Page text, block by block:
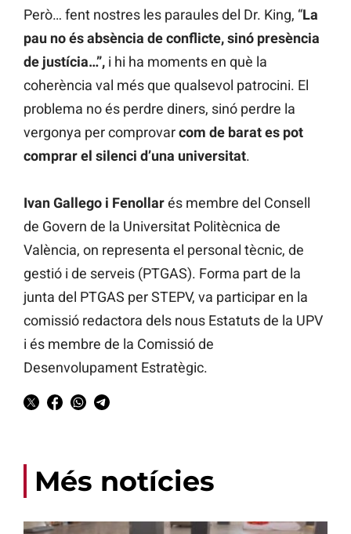
Però… fent nostres les paraules del Dr. King, “La
pau no és absència de conflicte, sinó presència
de justícia…”, i hi ha moments en què la
coherència val més que qualsevol patrocini. El
problema no és perdre diners, sinó perdre la
vergonya per comprovarcom de barat es pot
comprar el silenci d’una universitat.
Ivan Gallego i Fenollarés membre del Consell
de Govern de la Universitat Politècnica de
València, on representa el personal tècnic, de
gestió i de serveis (PTGAS). Forma part de la
junta del PTGAS per STEPV, va participar en la
comissió redactora dels nous Estatuts de la UPV
i és membre de la Comissió de
Desenvolupament Estratègic.
Més notícies